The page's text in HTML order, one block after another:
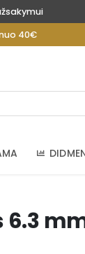
40€